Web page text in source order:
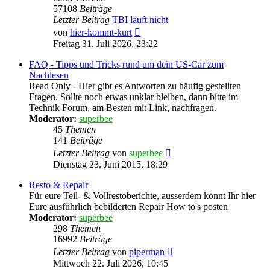
57108 Beiträge
Letzter Beitrag TBI läuft nicht
von hier-kommt-kurt
Beitrag
Freitag 31. Juli 2026, 23:22
FAQ - Tipps und Tricks rund um dein US-Car zum
Nachlesen
Read Only - Hier gibt es Antworten zu häufig gestellten
Fragen. Sollte noch etwas unklar bleiben, dann bitte im
Technik Forum, am Besten mit Link, nachfragen.
Moderator: superbee
45 Themen
141 Beiträge
Letzter Beitrag von superbee
Dienstag 23. Juni 2015, 18:29
Resto & Repair
Für eure Teil- & Vollrestoberichte, ausserdem könnt Ihr hier
Eure ausführlich bebilderten Repair How to's posten
Moderator: superbee
298 Themen
16992 Beiträge
Letzter Beitrag von piperman
Mittwoch 22. Juli 2026, 10:45